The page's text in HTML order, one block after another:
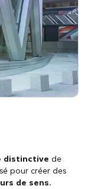
distinctive de
pour créer des
de sens.